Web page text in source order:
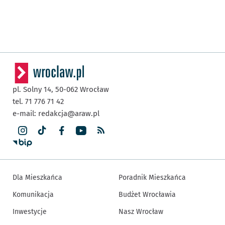
pl. Solny 14, 50-062 Wrocław
tel. 71 776 71 42
e-mail: redakcja@araw.pl
Dla Mieszkańca
Komunikacja
Inwestycje
Poradnik Mieszkańca
Budżet Wrocławia
Nasz Wrocław